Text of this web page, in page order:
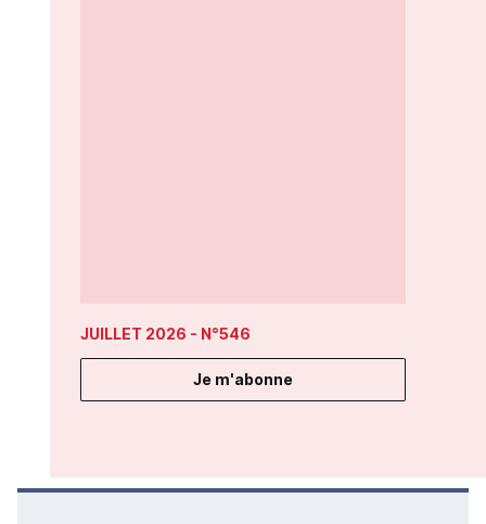
JUILLET 2026 - N°546
Je m'abonne